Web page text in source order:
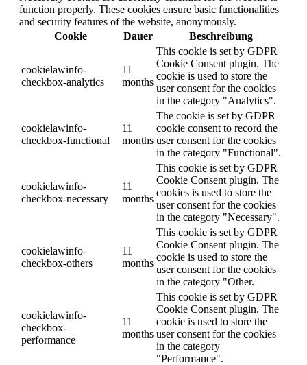
function properly. These cookies ensure basic functionalities
and security features of the website, anonymously.
Cookie
Dauer Beschreibung
cookielawinfo-
checkbox-analytics
11
months
This cookie is set by GDPR
Cookie Consent plugin. The
cookie is used to store the
user consent for the cookies
in the category "Analytics".
cookielawinfo-
checkbox-functional
11
months
The cookie is set by GDPR
cookie consent to record the
user consent for the cookies
in the category "Functional".
cookielawinfo-
checkbox-necessary
11
months
This cookie is set by GDPR
Cookie Consent plugin. The
cookies is used to store the
user consent for the cookies
in the category "Necessary".
cookielawinfo-
checkbox-others
11
months
This cookie is set by GDPR
Cookie Consent plugin. The
cookie is used to store the
user consent for the cookies
in the category "Other.
cookielawinfo-
checkbox-
performance
11
months
This cookie is set by GDPR
Cookie Consent plugin. The
cookie is used to store the
user consent for the cookies
in the category
"Performance".